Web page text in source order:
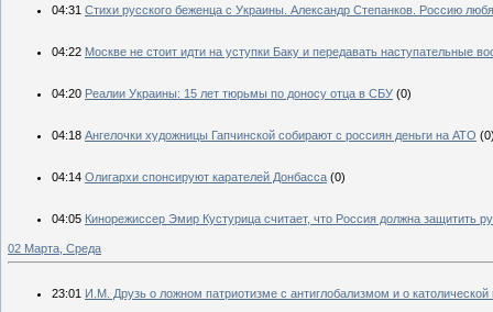
04:31 Стихи русского беженца с Украины. Александр Степанков. Россию
04:22 Москве не стоит идти на уступки Баку и передавать наступательные
04:20 Реалии Украины: 15 лет тюрьмы по доносу отца в СБУ (0)
04:18 Ангелочки художницы Гапчинской собирают с россиян деньги на АТО
04:14 Олигархи спонсируют карателей Донбасса (0)
04:05 Кинорежиссер Эмир Кустурица считает, что Россия должна защитить
02 Марта, Среда
23:01 И.М. Друзь о ложном патриотизме с антиглобализмом и о католической